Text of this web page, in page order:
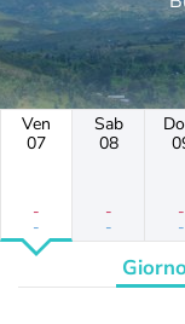
Ven
07
-
-
Sab
08
-
-
-
-
Giorno